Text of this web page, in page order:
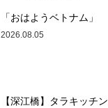
「おはようベトナム」
2026.08.05
【深江橋】タラキッチン